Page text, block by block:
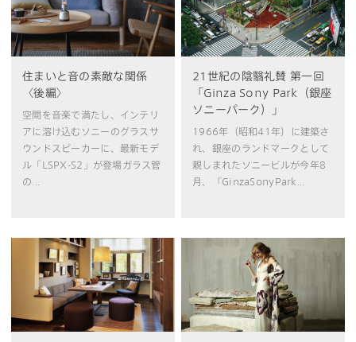
住まいと音の素敵な関係
〈後編〉
空間を音楽で満たし、インテリ
アに溶け込むソニーのグラスサ
ウンドスピーカーに、最新モデ
ル「LSPX-S2」が登場ガラス管
の...
21世紀の陰翳礼賛 第一回
「Ginza Sony Park（銀座
ソニーパーク）」
1966年（昭和41年）に建築さ
れ、銀座のランドマークとして
親しまれたソニービルが今年8
月、『GinzaSonyPark...